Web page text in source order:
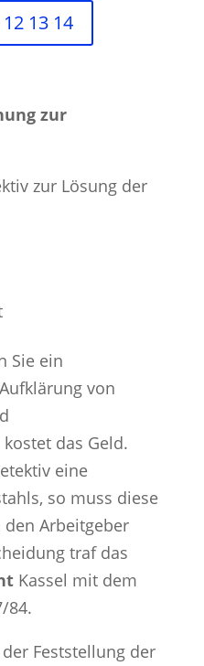
13 14
zur
zur Lösung der
Sie ein
von
das Geld.
eine
so muss diese
Arbeitgeber
traf das
Kassel mit dem
84.
Feststellung der